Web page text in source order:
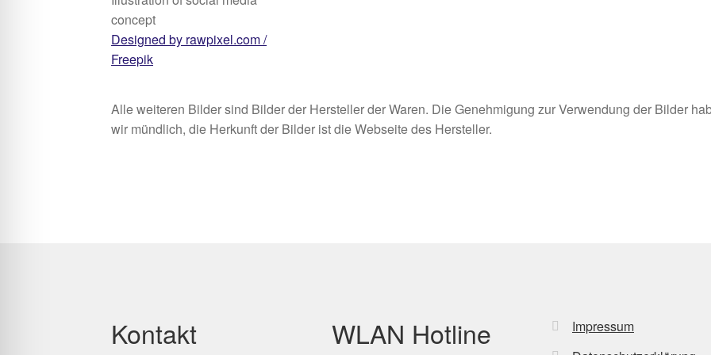
concept
Designed by rawpixel.com /
Freepik
Alle weiteren Bilder sind Bilder der Hersteller der Waren. Die Genehmigung zur Verwendung der Bilder
wir mündlich, die Herkunft der Bilder ist die Webseite des Hersteller.
Kontakt WLAN Hotline
Impressum